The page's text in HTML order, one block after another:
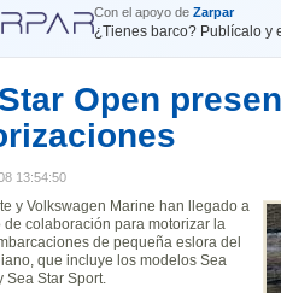
Con el apoyo de Zarpar
¿Tienes barco? Publícalo y
Open
13:54:50
y Volkswagen Marine han llegado a
de colaboración para motorizar la
de pequeña eslora del
que incluye los modelos Sea
Sea Star Sport.